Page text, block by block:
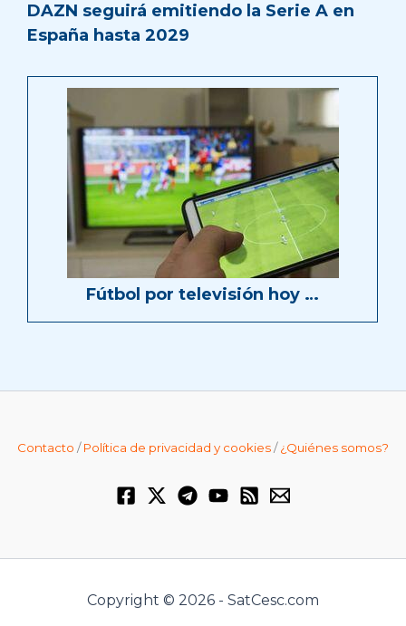
DAZN seguirá emitiendo la Serie A en
España hasta 2029
Fútbol por televisión hoy …
Contacto /Política de privacidad y cookies/¿Quiénes somos?
Copyright © 2026 - SatCesc.com